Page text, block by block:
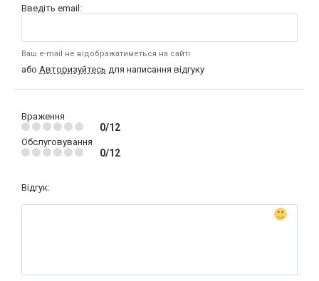
Введіть email:
Ваш e-mail не відображатиметься на сайті
або Авторизуйтесь для написання відгуку
Враження
0/12
Обслуговування
0/12
Відгук: